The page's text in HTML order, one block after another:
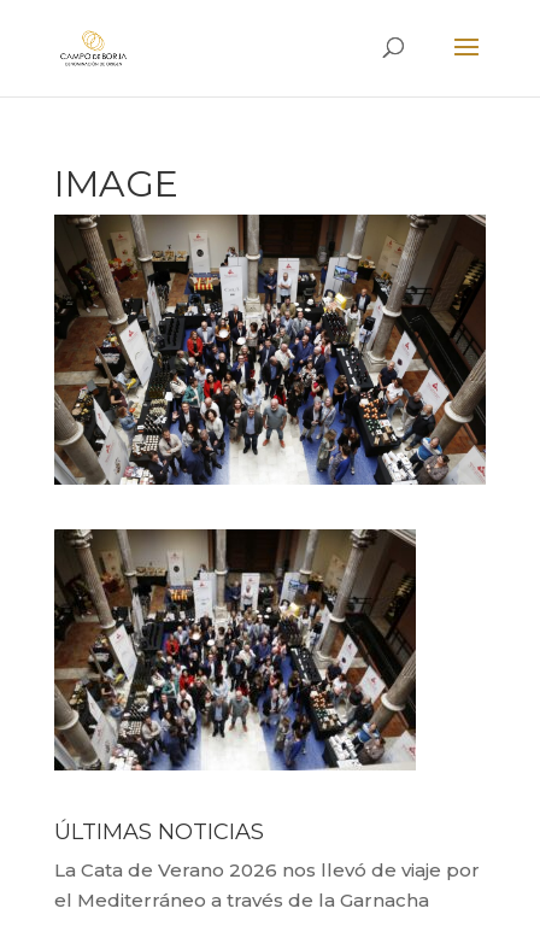
IMAGE
ÚLTIMAS NOTICIAS
La Cata de Verano 2026 nos llevó de viaje por
el Mediterráneo a través de la Garnacha